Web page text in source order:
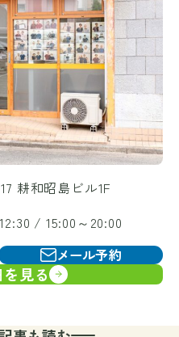
耕和昭島ビル1F
/ 15:00～20:00
メール予約
を見る